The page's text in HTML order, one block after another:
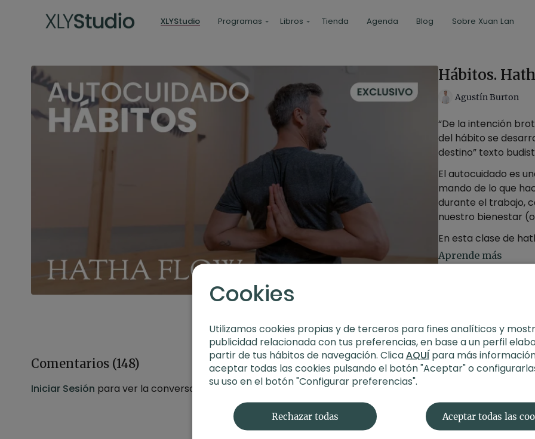
XLYStudio Programas Libros Tienda Agenda Blog Sobre Xuan Lan
Hábitos.
Agustín Burton
“De la intención
del hábito se
destino” texto
El autocuidado es
mando de lo que
durante el trabajo,
nuestro bienestar
En esta clase de
esta vez para
y mejorarás su
Nivel: principiantes
Intensidad: 3
Enfoque : cadera
Material: cinturón y
Fecha: 27 de
Aprende más
Comentarios (148)
Iniciar Sesión para ver la conversación
Cookies
Utilizamos cookies propias y de terceros para fines analíticos y
publicidad relacionada con tus preferencias, en base a un perfil
partir de tus hábitos de navegación. ClicaAQUÍpara más
aceptar todas las cookies pulsando el botón "Aceptar" o
su uso en el botón "Configurar preferencias".
Rechazar todas Aceptar todas las